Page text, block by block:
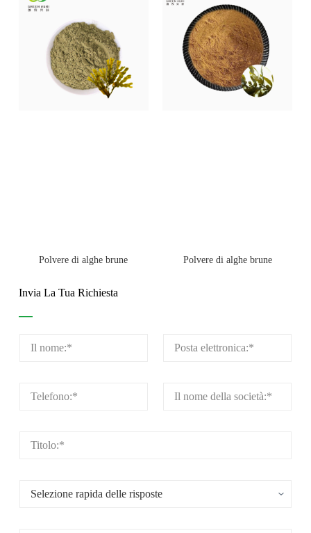
Polvere di alghe brune Polvere di alghe brune
Invia La Tua Richiesta